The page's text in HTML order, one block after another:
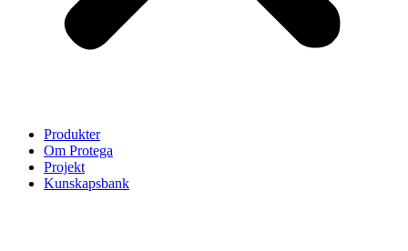
Produkter
Om Protega
Projekt
Kunskapsbank